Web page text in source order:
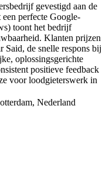
gevestigd aan de
perfecte Google-
toont het bedrijf
Klanten prijzen
Said, de snelle respons bij
oplossingsgerichte
positieve feedback
voor loodgieterswerk in
Nederland